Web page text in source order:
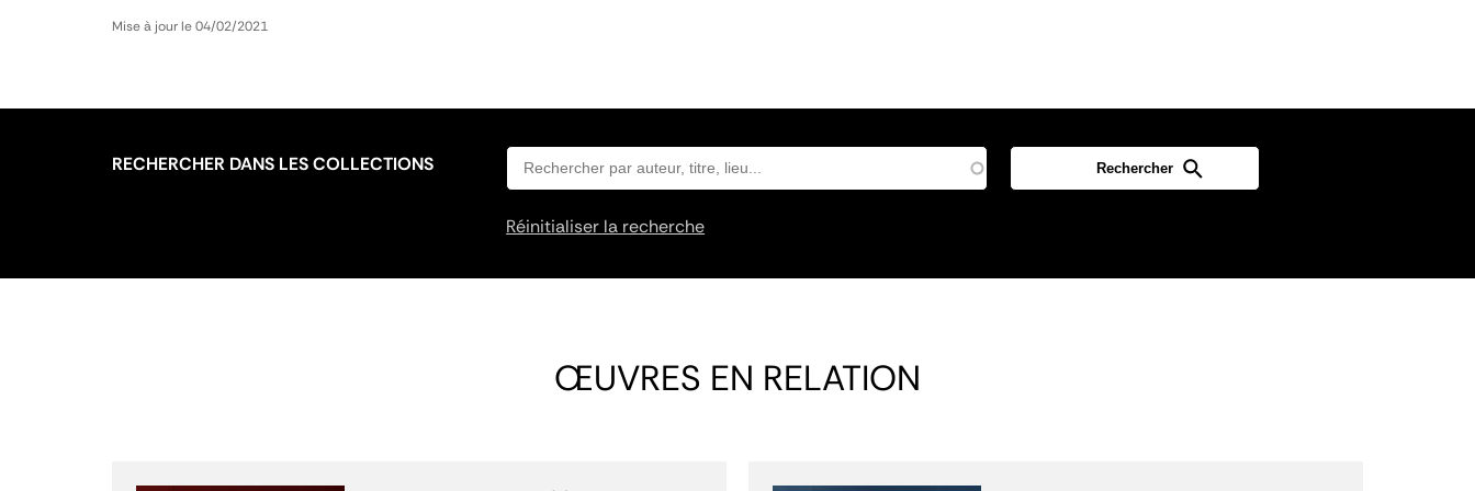
Mise à jour le 04/02/2021
RECHERCHER DANS LES COLLECTIONS
Réinitialiser la recherche
ŒUVRES EN RELATION